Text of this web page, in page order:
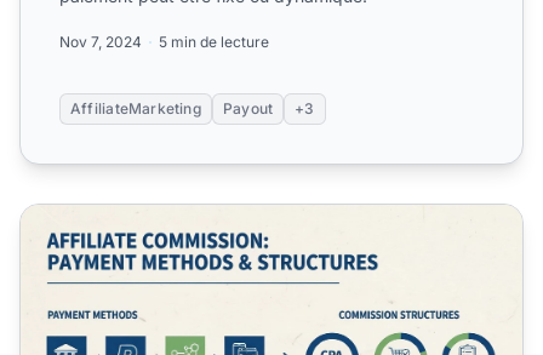
Nov 7, 2024 5 min de lecture
AffiliateMarketing Payout +3
Comment les partenaires affiliés reçoivent-ils leur